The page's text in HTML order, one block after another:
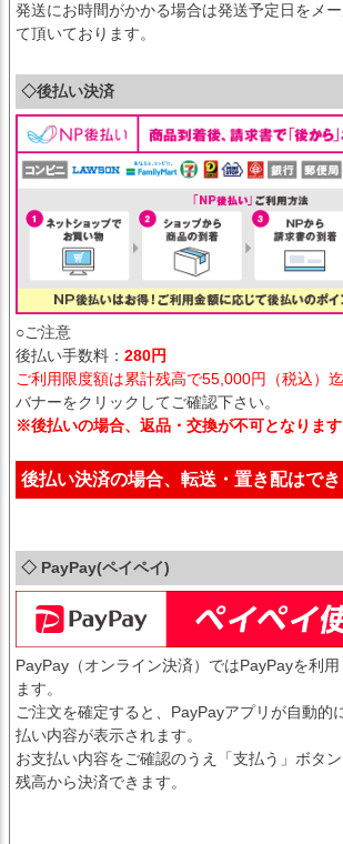
発送にお時間がかかる場合は発送予定日をメ
て頂いております。
◇後払い決済
○ご注意
後払い手数料： 280円
ご利用限度額は累計残高で55,000円（税込）迄
バナーをクリックしてご確認下さい。
※後払いの場合、返品・交換が不可となります
後払い決済の場合、転送・置き配はでき
◇ PayPay(ペイペイ)
PayPay（オンライン決済）ではPayPayを利
ます。
ご注文を確定すると、PayPayアプリが自動的
払い内容が表示されます。
お支払い内容をご確認のうえ「支払う」ボタ
残高から決済できます。